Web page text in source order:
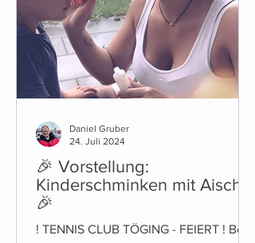
🎉 Vorstellung:
Kinderschminken mit Aischa
🎉
! TENNIS CLUB TÖGING - FEIERT ! Bei
Daniel Gruber
24. Juli 2024